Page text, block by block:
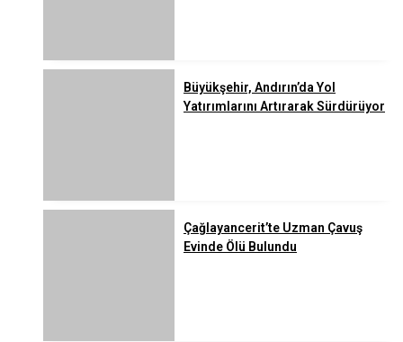
Büyükşehir, Andırın’da Yol
Yatırımlarını Artırarak Sürdürüyor
Çağlayancerit’te Uzman Çavuş
Evinde Ölü Bulundu